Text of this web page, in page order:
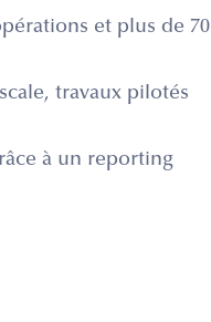
et plus de 70
travaux pilotés
à un reporting